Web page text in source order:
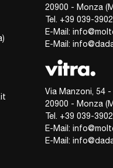
20900 - Monza
Tel. +39 039-
E-Mail:
E-Mail:
Via Manzoni, 54 -
20900 - Monza
Tel. +39 039-
E-Mail:
E-Mail: